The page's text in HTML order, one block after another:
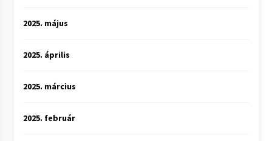
2025. május
2025. április
2025. március
2025. február